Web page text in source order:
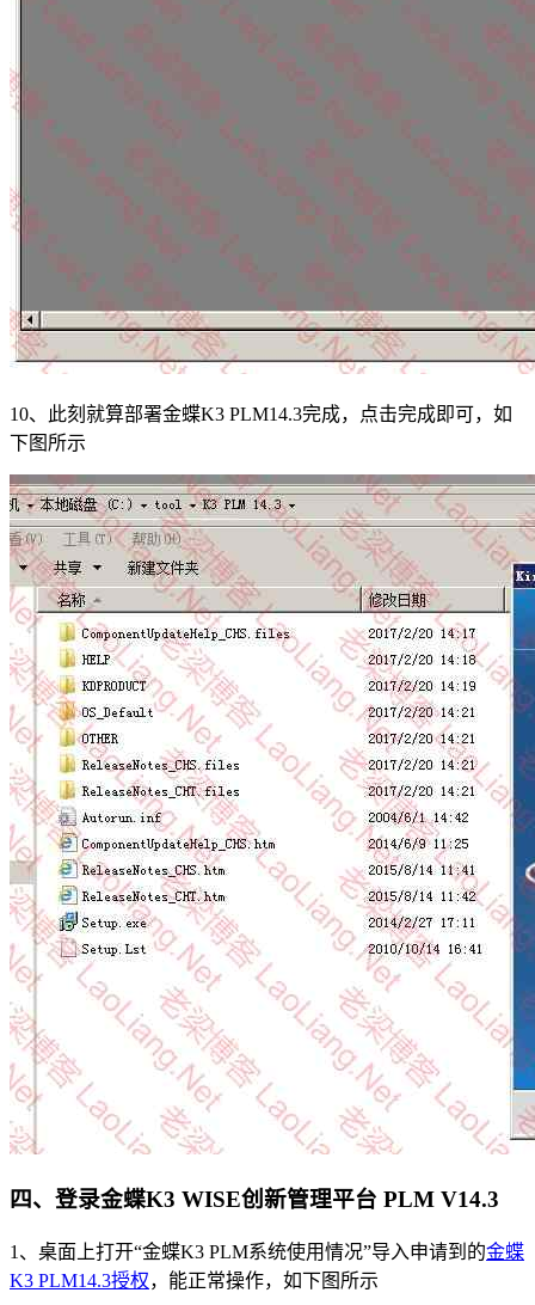
10、此刻就算部署金蝶K3 PLM14.3完成，点击完成即可，如
下图所示
四、登录金蝶K3 WISE创新管理平台 PLM V14.3
1、桌面上打开“金蝶K3 PLM系统使用情况”导入申请到的金蝶
K3 PLM14.3授权，能正常操作，如下图所示